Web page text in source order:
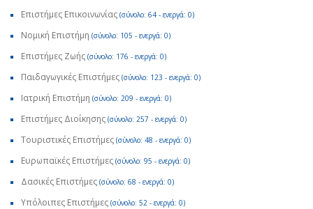
Επιστήμες Επικοινωνίας (σύνολο: 64 - ενεργά: 0)
Νομική Επιστήμη (σύνολο: 105 - ενεργά: 0)
Επιστήμες Ζωής (σύνολο: 176 - ενεργά: 0)
Παιδαγωγικές Επιστήμες (σύνολο: 123 - ενεργά: 0)
Ιατρική Επιστήμη (σύνολο: 209 - ενεργά: 0)
Επιστήμες Διοίκησης (σύνολο: 257 - ενεργά: 0)
Τουριστικές Επιστήμες (σύνολο: 48 - ενεργά: 0)
Ευρωπαϊκές Επιστήμες (σύνολο: 95 - ενεργά: 0)
Δασικές Επιστήμες (σύνολο: 68 - ενεργά: 0)
Υπόλοιπες Επιστήμες (σύνολο: 52 - ενεργά: 0)